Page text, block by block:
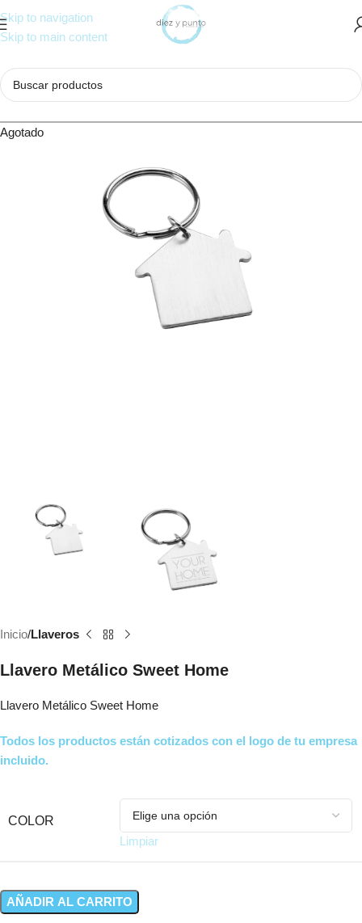
Skip to navigation
Skip to main content
Agotado
Inicio Llaveros
Llavero Metálico Sweet Home
Llavero Metálico Sweet Home
Todos los productos están cotizados con el logo de tu empresa
incluido.
COLOR
Limpiar
AÑADIR AL CARRITO